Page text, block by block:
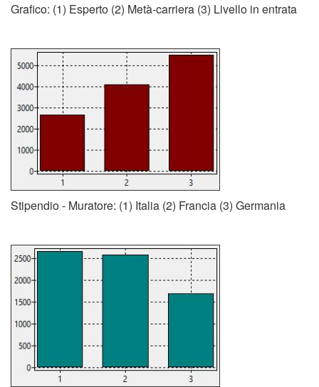
Grafico: (1) Esperto (2) Metà-carriera (3) Livello in entrata
Stipendio - Muratore: (1) Italia (2) Francia (3) Germania